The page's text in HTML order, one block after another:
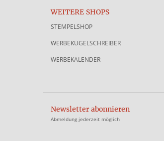
WEITERE SHOPS
STEMPELSHOP
WERBEKUGELSCHREIBER
WERBEKALENDER
Newsletter abonnieren
Abmeldung jederzeit möglich